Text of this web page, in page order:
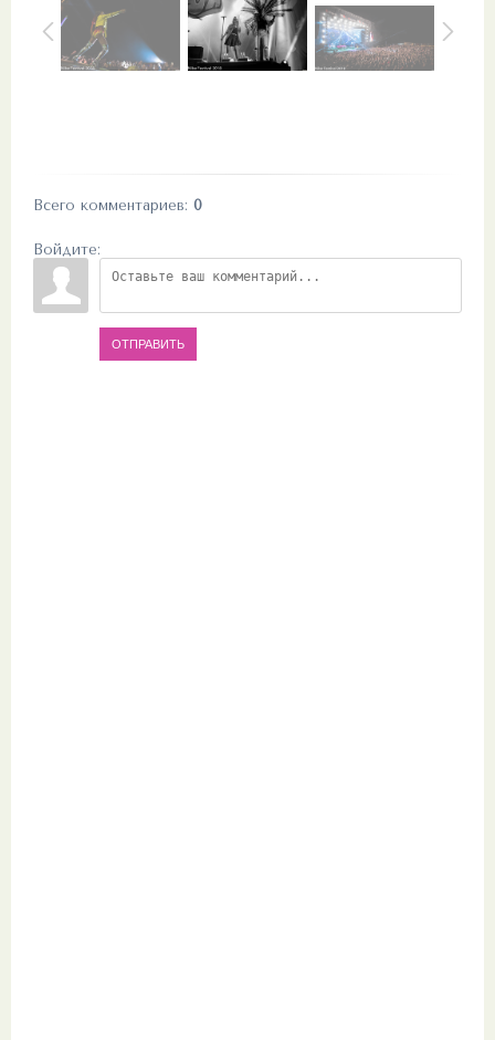
Всего комментариев: 0
Войдите:
ОТПРАВИТЬ